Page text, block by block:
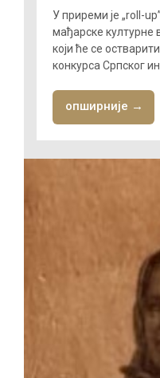
У приреми је „roll-
мађарске културне
који ће се
конкурса Српског
опширније →